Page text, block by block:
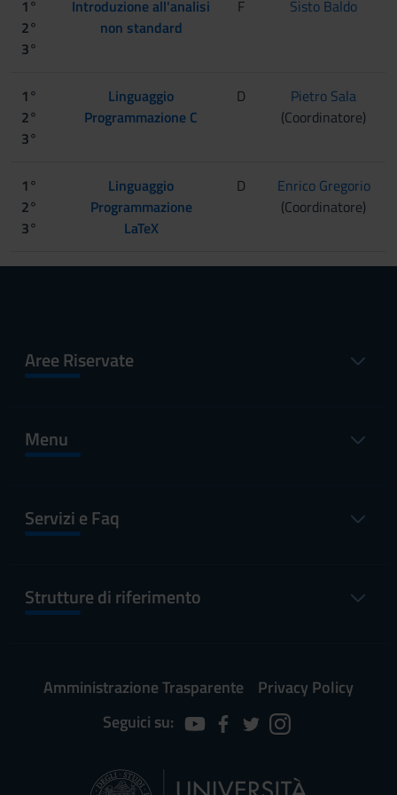
1°
2°
3°
Introduzione all'analisi
non standard
F Sisto Baldo
1°
2°
3°
Linguaggio
Programmazione C
D
Pietro Sala
(Coordinatore)
1°
2°
3°
Linguaggio
Programmazione
LaTeX
D
Enrico Gregorio
(Coordinatore)
Aree Riservate
Menu
Servizi e Faq
Strutture di riferimento
Amministrazione Trasparente
Privacy Policy
Seguici su: